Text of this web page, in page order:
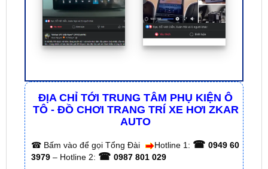
TÔ - ĐỒ CHƠI TRANG TRÍ XE HƠI ZKAR
☎Bấm vào để gọi Tổng Đài Hotline 1:☎ 0949 60
0987 801 029
✅ Tới nâng cấp, lắp đặt tận nơi tại Tp.HCM và
các tỉnh lân cận